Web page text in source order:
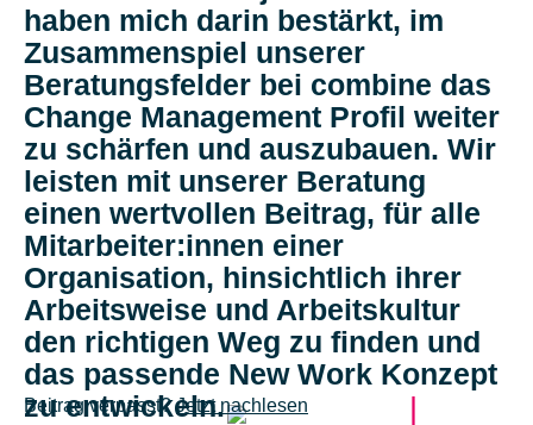
haben mich darin bestärkt, im
Zusammenspiel unserer
Beratungsfelder bei combine das
Change Management Profil weiter
zu schärfen und auszubauen. Wir
leisten mit unserer Beratung
einen wertvollen Beitrag, für alle
Mitarbeiter:innen einer
Organisation, hinsichtlich ihrer
Arbeitsweise und Arbeitskultur
den richtigen Weg zu finden und
das passende New Work Konzept
zu entwickeln.
Beitrag verpasst?Jetzt nachlesen